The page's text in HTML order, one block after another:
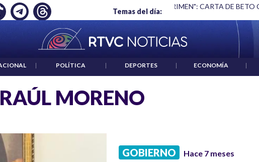
Temas del día:
EMPLEO: JP MORGAN "HABLAR NO ES UN CRIMEN": CARTA DE BETO
| POLÍTICA | DEPORTES | ECONOMÍA |
MORENO
GOBIERNO Hace 7 meses